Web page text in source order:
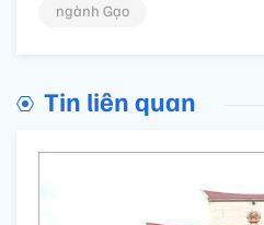
ngành Gạo
Tin liên quan